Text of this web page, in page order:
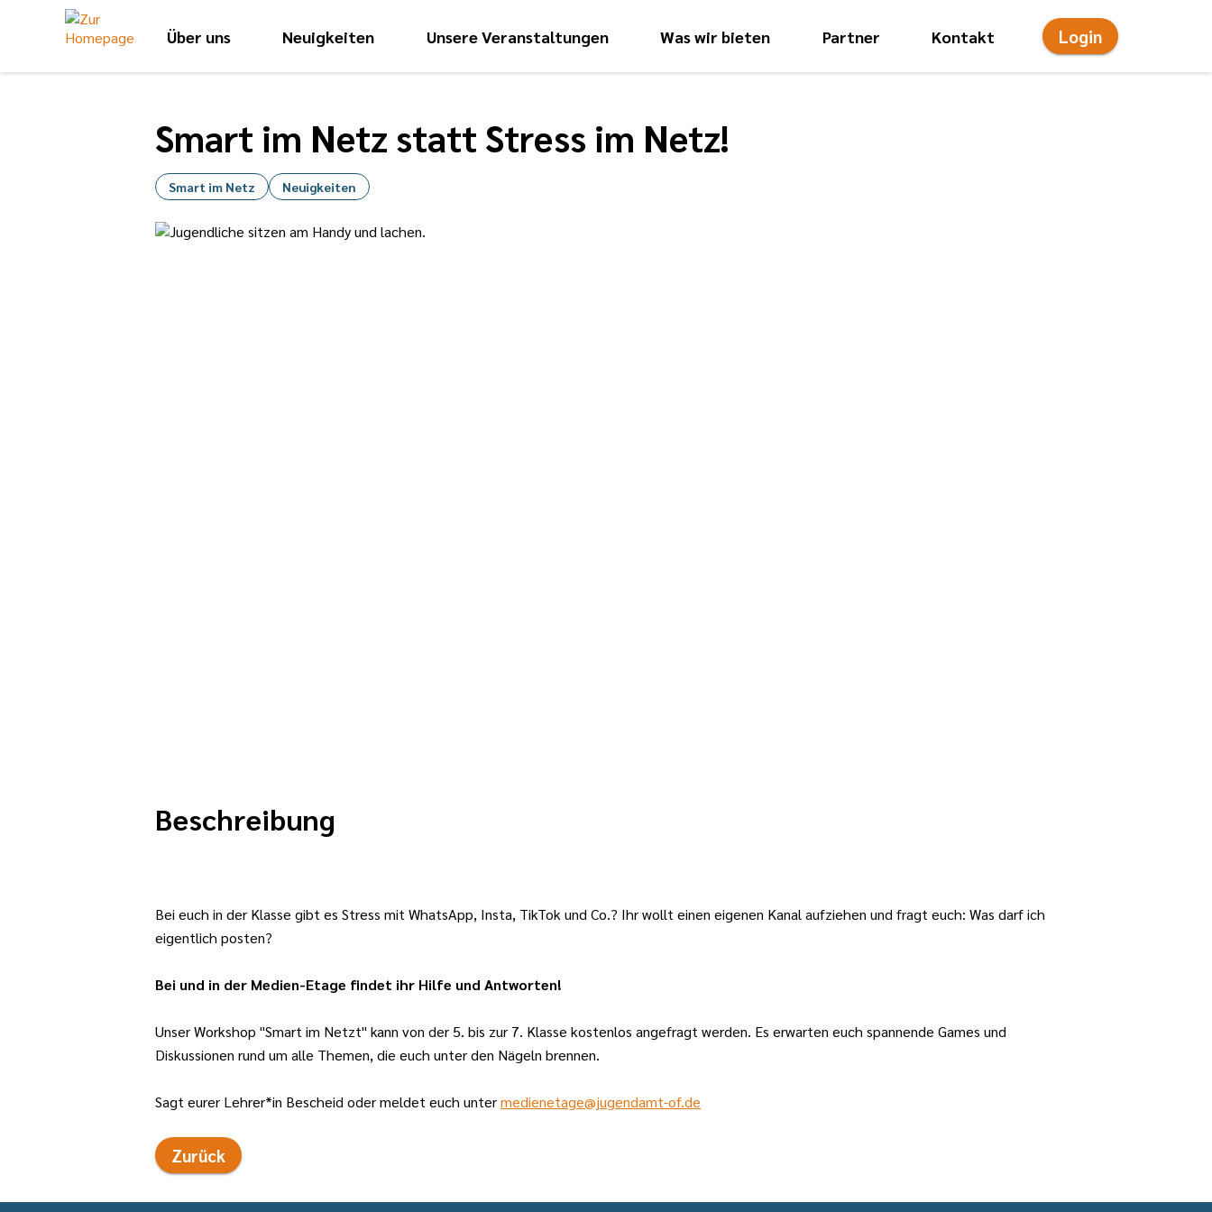
Hauptnavigationsmenü
Über uns Neuigkeiten Unsere Veranstaltungen Was wir bieten Partner Kontakt Login
Smart im Netz statt Stress im Netz!
Smart im Netz Neuigkeiten
Beschreibung
Bei euch in der Klasse gibt es Stress mit WhatsApp, Insta, TikTok und Co.? Ihr wollt einen eigenen Kanal aufziehen und fragt euch: Was darf ich
eigentlich posten?
Bei und in der Medien-Etage findet ihr Hilfe und Antworten!
Unser Workshop "Smart im Netzt" kann von der 5. bis zur 7. Klasse kostenlos angefragt werden. Es erwarten euch spannende Games und
Diskussionen rund um alle Themen, die euch unter den Nägeln brennen.
Sagt eurer Lehrer*in Bescheid oder meldet euch untermedienetage@jugendamt-of.de
Zurück